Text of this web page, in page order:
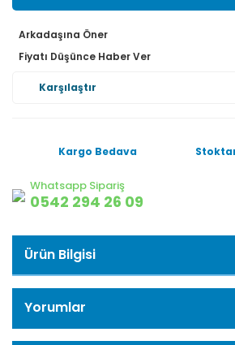
Arkadaşına Öner
Fiyatı Düşünce Haber Ver
Karşılaştır
Kargo Bedava
Whatsapp Sipariş
0542 294 26 09
Ürün Bilgisi
Yorumlar